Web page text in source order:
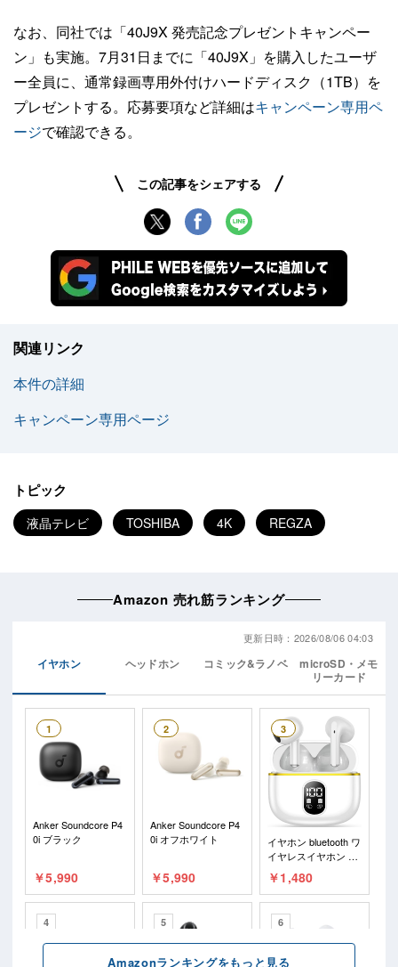
なお、同社では「40J9X 発売記念プレゼントキャンペー
ン」も実施。7月31日までに「40J9X」を購入したユーザ
ー全員に、通常録画専用外付けハードディスク（1TB）を
プレゼントする。応募要項など詳細はキャンペーン専用ペ
ージで確認できる。
この記事をシェアする
関連リンク
本件の詳細
キャンペーン専用ページ
トピック
液晶テレビ TOSHIBA 4K REGZA